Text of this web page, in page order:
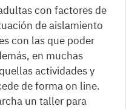
con factores de
de aislamiento
con las que poder
en muchas
actividades y
de forma on line.
un taller para